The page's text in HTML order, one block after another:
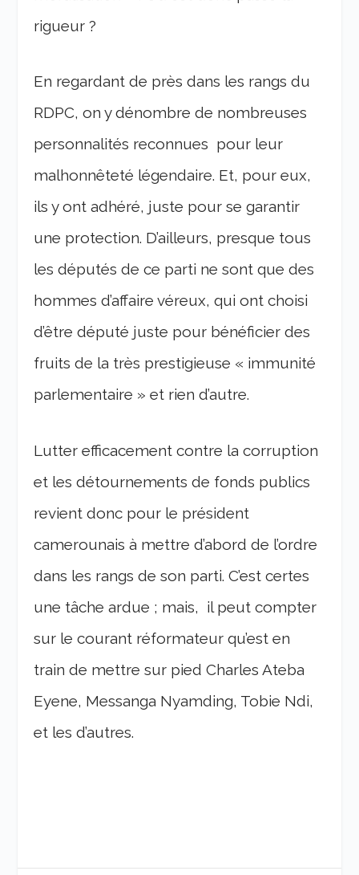
rigueur ?
En regardant de près dans les rangs du
RDPC, on y dénombre de nombreuses
personnalités reconnues pour leur
malhonnêteté légendaire. Et, pour eux,
ils y ont adhéré, juste pour se garantir
une protection. D’ailleurs, presque tous
les députés de ce parti ne sont que des
hommes d’affaire véreux, qui ont choisi
d’être député juste pour bénéficier des
fruits de la très prestigieuse « immunité
parlementaire » et rien d’autre.
Lutter efficacement contre la corruption
et les détournements de fonds publics
revient donc pour le président
camerounais à mettre d’abord de l’ordre
dans les rangs de son parti. C’est certes
une tâche ardue ; mais, il peut compter
sur le courant réformateur qu’est en
train de mettre sur pied Charles Ateba
Eyene, Messanga Nyamding, Tobie Ndi,
et les d’autres.